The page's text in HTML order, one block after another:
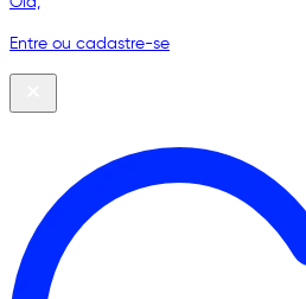
Entre ou cadastre-se